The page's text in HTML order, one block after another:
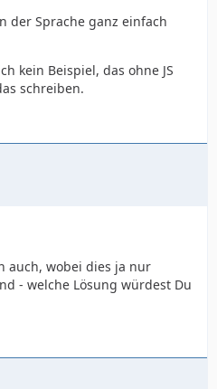
der Sprache ganz einfach
kein Beispiel, das ohne JS
schreiben.
auch, wobei dies ja nur
- welche Lösung würdest Du